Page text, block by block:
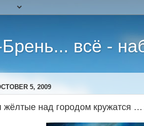
всё -
5, 2009
жёлтые над городом кружатся